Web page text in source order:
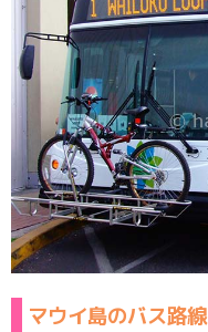
マウイ島のバス路線